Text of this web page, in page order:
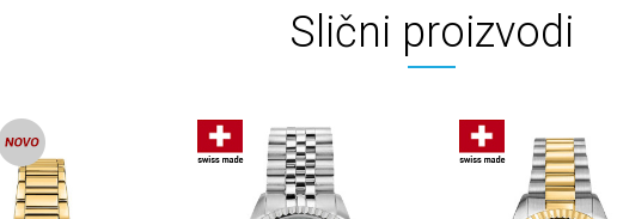
Slični proizvodi